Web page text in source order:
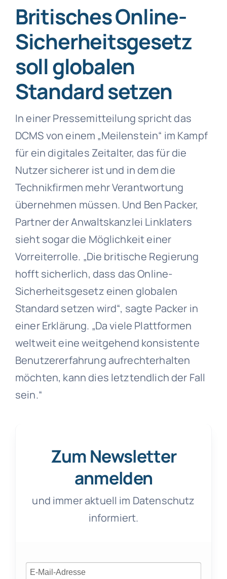
Britisches Online-
Sicherheitsgesetz
soll globalen
Standard setzen
In einer Pressemitteilung spricht das
DCMS von einem „Meilenstein“ im Kampf
für ein digitales Zeitalter, das für die
Nutzer sicherer ist und in dem die
Technikfirmen mehr Verantwortung
übernehmen müssen. Und Ben Packer,
Partner der Anwaltskanzlei Linklaters
sieht sogar die Möglichkeit einer
Vorreiterrolle. „Die britische Regierung
hofft sicherlich, dass das Online-
Sicherheitsgesetz einen globalen
Standard setzen wird“, sagte Packer in
einer Erklärung. „Da viele Plattformen
weltweit eine weitgehend konsistente
Benutzererfahrung aufrechterhalten
möchten, kann dies letztendlich der Fall
sein.“
Zum Newsletter
anmelden
und immer aktuell im Datenschutz
informiert.